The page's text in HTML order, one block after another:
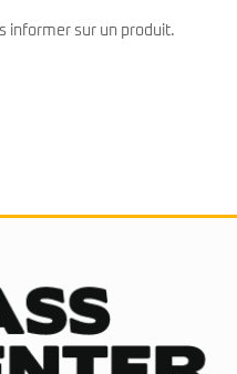
informer sur un produit.